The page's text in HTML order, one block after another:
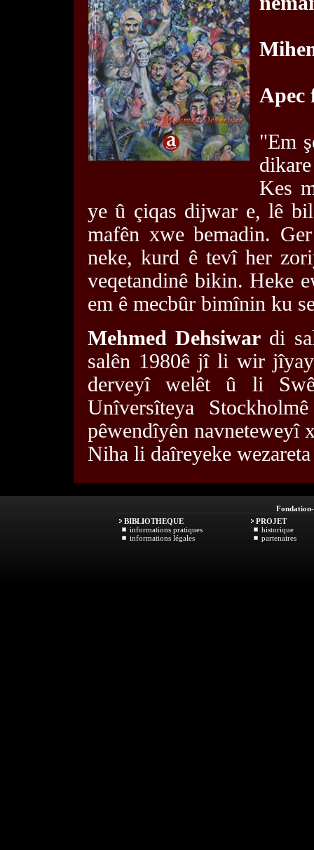
Apec
"Em
Kes
ye û çiqas dijwar e, lê
mafên xwe bemadin.
neke, kurd ê tevî her
veqetandinê bikin. Heke
em ê mecbûr bimînin ku
Mehmed Dehsiwar di
salên 1980ê jî li wir
derveyî welêt û li
Unîversîteya
pêwendîyên navneteweyî
Niha li daîreyeke
Fondation
BIBLIOTHEQUE
informations pratiques
informations légales
PROJET
historique
partenaires